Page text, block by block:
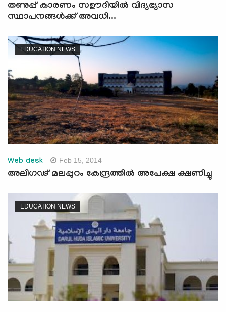
തണുപ്പ് കാരണം സഊദിയില്‍ വിദ്യഭ്യാസ
സ്ഥാപനങ്ങള്‍ക്ക് അവധി...
EDUCATION NEWS
Web desk Feb 15, 2014
അലിഗഢ് മലപ്പുറം കേന്ദ്രത്തില്‍ അപേക്ഷ ക്ഷണിച്ചു
EDUCATION NEWS